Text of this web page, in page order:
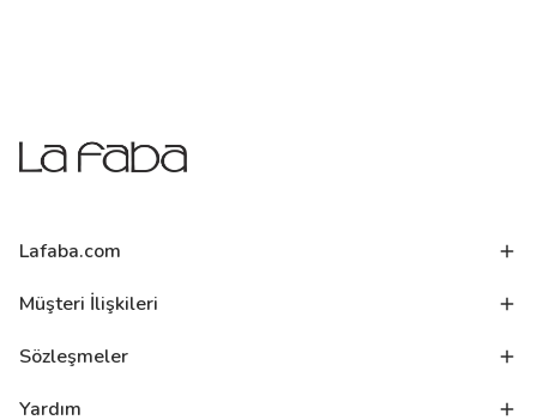
Lafaba.com
Müşteri İlişkileri
Sözleşmeler
Yardım